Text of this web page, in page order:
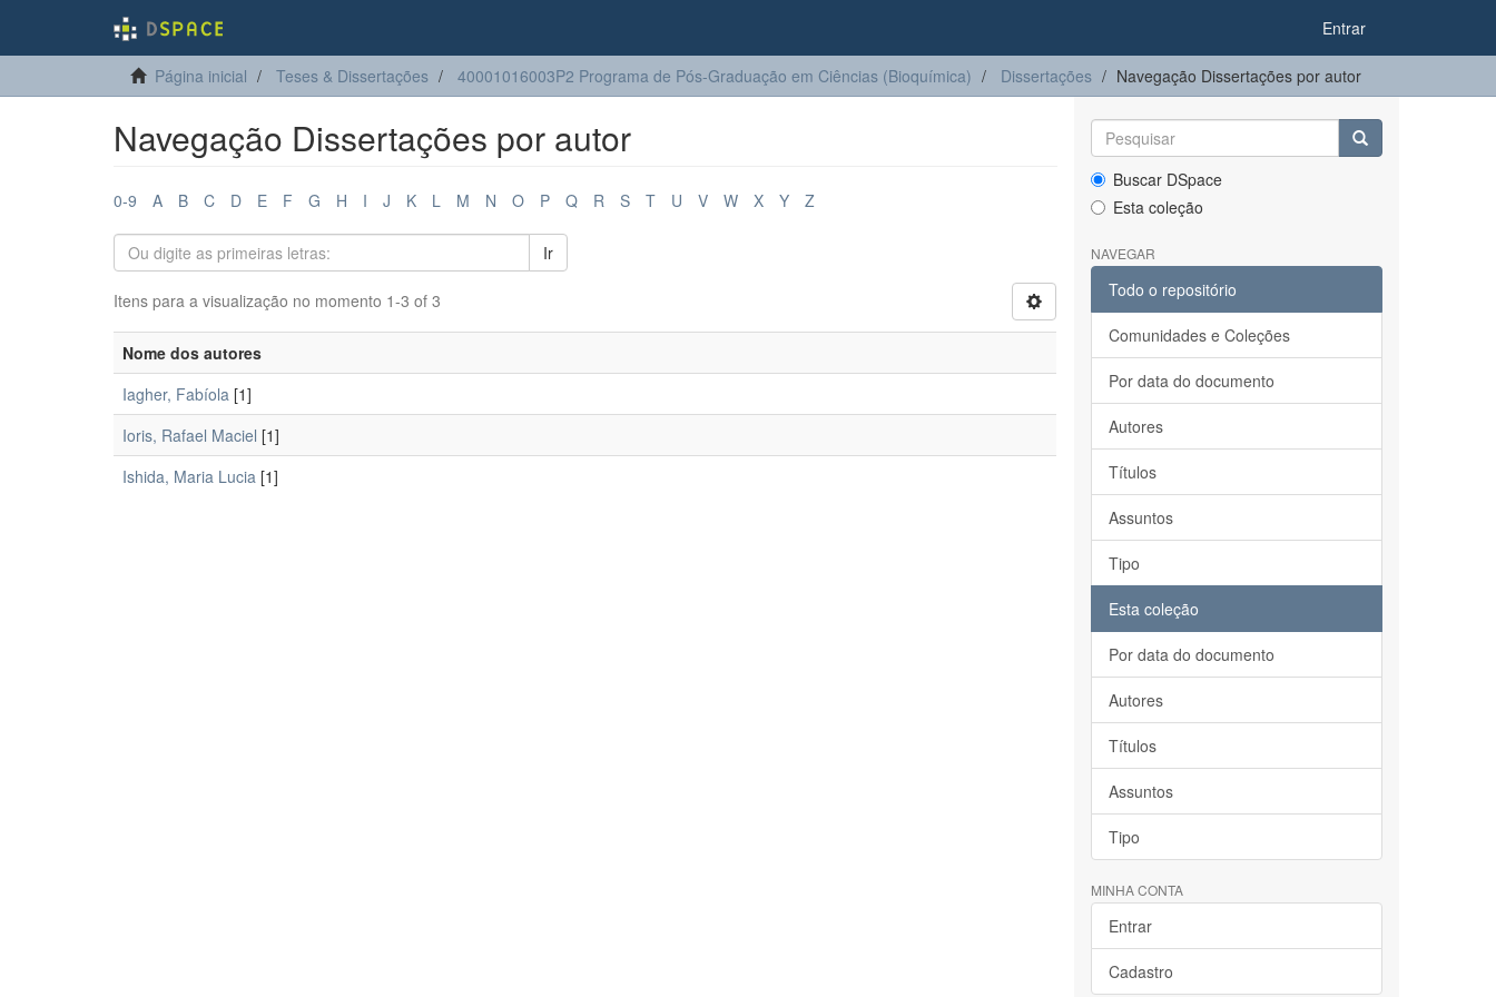
Entrar
Página inicial Teses & Dissertações 40001016003P2 Programa de Pós-Graduação em Ciências (Bioquímica) Dissertações Navegação Dissertações por autor
Navegação Dissertações por autor
0-9 A B C D E F G H I J K L M N O P Q R S T U V W X Y Z
Ir
Itens para a visualização no momento 1-3 of 3
Nome dos autores
Iagher, Fabíola [1]
Ioris, Rafael Maciel [1]
Ishida, Maria Lucia [1]
Buscar DSpace
Esta coleção
NAVEGAR
Todo o repositório
Comunidades e Coleções
Por data do documento
Autores
Títulos
Assuntos
Tipo
Esta coleção
Por data do documento
Autores
Títulos
Assuntos
Tipo
MINHA CONTA
Entrar
Cadastro